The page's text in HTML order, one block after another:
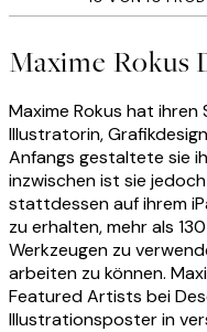
Maxime Rokus
Maxime Rokus hat
Illustratorin,
Anfangs gestaltete sie
inzwischen ist sie
stattdessen auf ihrem
zu erhalten, mehr als
Werkzeugen zu
arbeiten zu können.
Featured Artists bei
Illustrationsposter in